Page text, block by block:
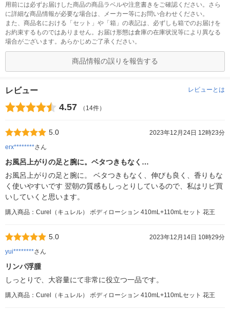
用前には必ずお届けした商品の商品ラベルや注意書きをご確認ください。さら
に詳細な商品情報が必要な場合は、メーカー等にお問い合わせください。
また、商品名における「セット」や「箱」の表記は、必ずしも箱でのお届けを
お約束するものではありません。お届け形態は倉庫の在庫状況等により異なる
場合がございます。あらかじめご了承ください。
商品情報の誤りを報告する
レビュー レビューとは
4.57 （14件）
5.0
2023年12月24日 12時23分
erx********さん
お風呂上がりの足と腕に。ベタつきもなく…
お風呂上がりの足と腕に。 ベタつきもなく、伸びも良く、香りもな
く使いやすいです 翌朝の質感もしっとりしているので、私はリピ買
いしていくと思います。
購入商品：Curel（キュレル） ボディローション 410mL+110mLセット 花王
5.0
2023年12月14日 10時29分
yui********さん
リンパ浮腫
しっとりで、大容量にて非常に役立つ一品です。
購入商品：Curel（キュレル） ボディローション 410mL+110mLセット 花王